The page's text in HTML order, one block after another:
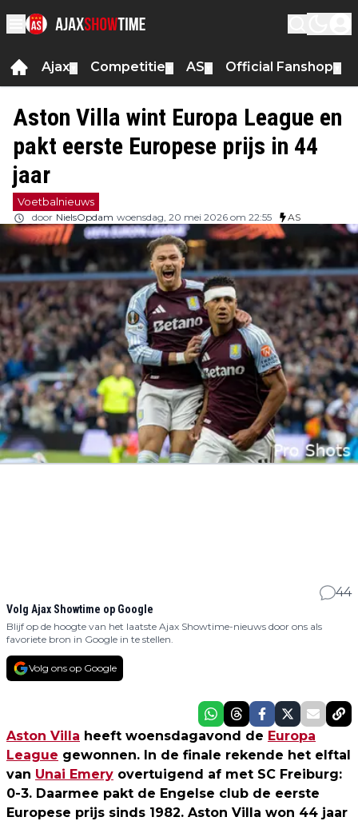
Ajax Competitie AS Official Fanshop
Aston Villa wint Europa League en
pakt eerste Europese prijs in 44
jaar
Voetbalnieuws
door NielsOpdam woensdag, 20 mei 2026 om 22:55 AS
44
Volg Ajax Showtime op Google
Blijf op de hoogte van het laatste Ajax Showtime-nieuws door ons als
favoriete bron in Google in te stellen.
Volg ons op Google
Aston Villa heeft woensdagavond de Europa
League gewonnen. In de finale rekende het elftal
van Unai Emery overtuigend af met SC Freiburg:
0-3. Daarmee pakt de Engelse club de eerste
Europese prijs sinds 1982. Aston Villa won 44 jaar